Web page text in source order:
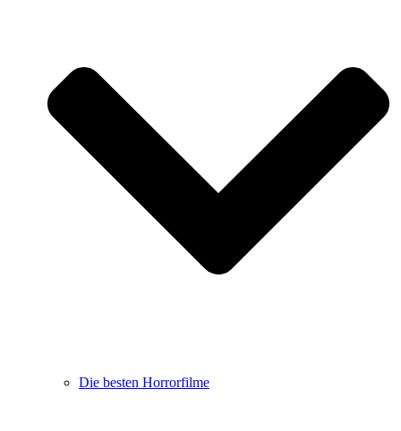
Die besten Horrorfilme